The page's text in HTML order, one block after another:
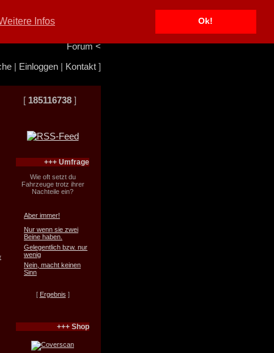
Infos Ok!
Info/Impressum
Forum<
| Einloggen| Kontakt]
[185116738 ]
+++ Umfrage
Wie oft setzt du
Fahrzeuge trotz ihrer
Nachteile ein?
Aber immer!
Nur wenn sie zwei
Beine haben.
Gelegentlich bzw. nur
wenig
Nein, macht keinen
Sinn
[ Ergebnis ]
+++ Shop